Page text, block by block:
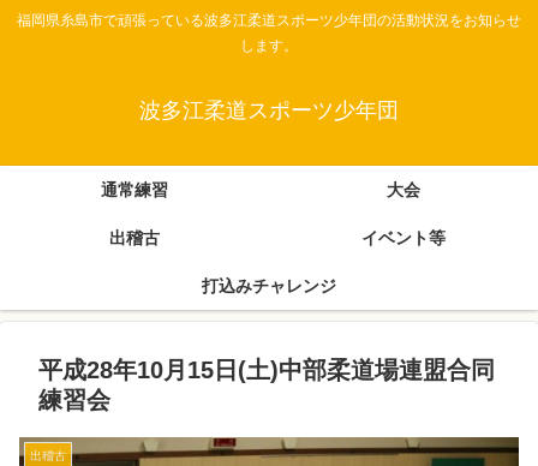
福岡県糸島市で頑張っている波多江柔道スポーツ少年団の活動状況をお知らせ
します。
波多江柔道スポーツ少年団
通常練習 大会
出稽古 イベント等
打込みチャレンジ
平成28年10月15日(土)中部柔道場連盟合同
練習会
出稽古